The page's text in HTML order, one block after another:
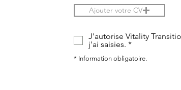
Ajouter votre CV
J'autorise Vitality
j'ai saisies. *
* Information obligatoire.